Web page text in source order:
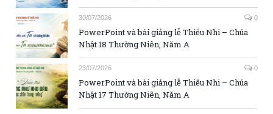
30/07/2026 0
PowerPoint và bài giảng lễ Thiếu Nhi – Chúa
Nhật 18 Thường Niên, Năm A
23/07/2026 0
PowerPoint và bài giảng lễ Thiếu Nhi – Chúa
Nhật 17 Thường Niên, Năm A